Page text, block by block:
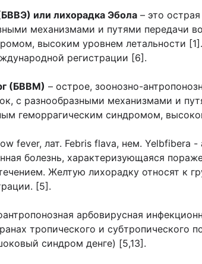
или лихорадка Эбола – это
механизмами и путями передачи
высоким уровнем летальности
регистрации [6].
(БВВМ) – острое, зоонозно-
с разнообразными механизмами и
геморрагическим синдромом,
fever, лат. Febris flava, нем.
болезнь, характеризующаяся
Желтую лихорадку относят к
[5].
арбовирусная
тропического и
синдром денге) [5,13].